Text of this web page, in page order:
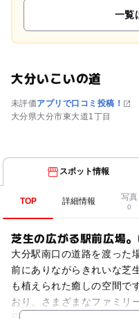
一覧
大分いこいの道
未評価アプリで口コミ投稿！
大分県大分市東大道1丁目
スポット情報
TOP 詳細情報 写真
0
芝生の広がる駅前広場
大分駅南口の道路を渡った
前にありながらきれいな芝
も植えられた癒しの空間で
おり、さまざまなファミリ